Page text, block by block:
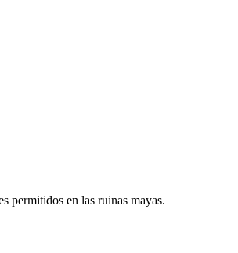
permitidos en las ruinas mayas.